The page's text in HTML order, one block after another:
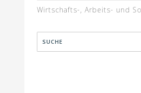
Wirtschafts-, Arbeits- und